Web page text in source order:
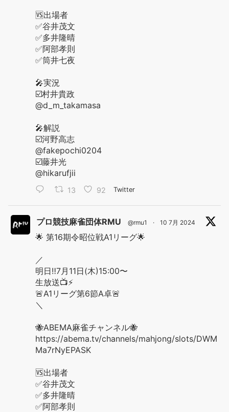
🆚出場者
✅谷井茂文
✅多井隆晴
✅阿部孝則
✅筒井七夜
🎤実況
☑️村井貴政
@d_m_takamasa
🎤解説
☑️河野高志
@fakepochi0204
☑️藤井光
@hikarufjii
13 92 Twitter
プロ競技麻雀団体RMU @rmu1 · 10 7月 2024
🌟 第16期令昭位戦A1リーグ🌟
／
明日‼️7月11日(木)15:00〜
生放送📺⚡️
🚨A1リーグ第6節A卓🚨
＼
🐝ABEMA麻雀チャンネル🐝
https://abema.tv/channels/mahjong/slots/DWM
Ma7rNyEPASK
🆚出場者
✅谷井茂文
✅多井隆晴
✅阿部孝則